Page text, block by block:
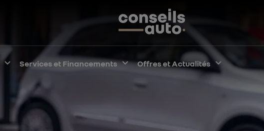
Développer le sous-menu
Services et Financements Développer le sous-menu
Offres et Actualités